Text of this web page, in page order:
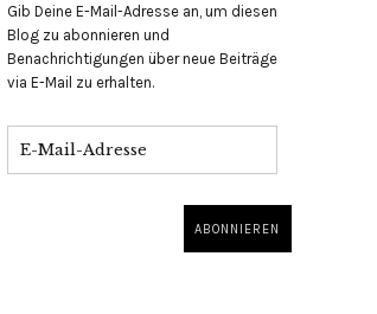
Gib Deine E-Mail-Adresse an, um diesen
Blog zu abonnieren und
Benachrichtigungen über neue Beiträge
via E-Mail zu erhalten.